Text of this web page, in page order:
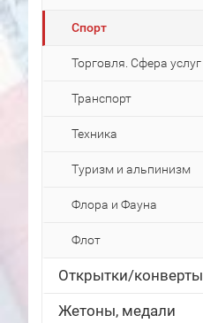
Спорт
Торговля. Сфера услуг
Транспорт
Техника
Туризм и альпинизм
Флора и Фауна
Флот
Открытки/конверты
Жетоны, медали